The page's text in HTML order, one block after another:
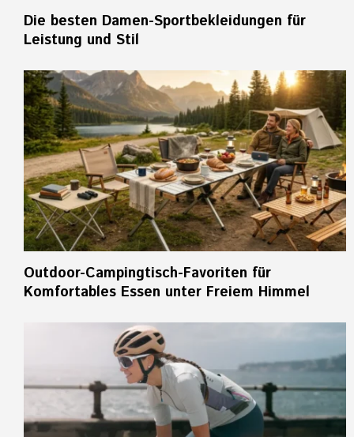
Die besten Damen-Sportbekleidungen für
Leistung und Stil
Outdoor-Campingtisch-Favoriten für
Komfortables Essen unter Freiem Himmel